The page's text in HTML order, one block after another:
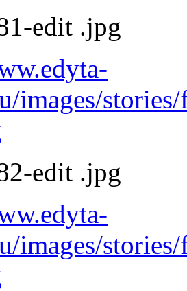
edit .jpg
images/
edit .jpg
images/